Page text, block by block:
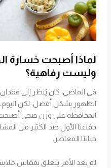
لماذا أصبحت خسارة
وليست رفاهية؟
في الماضي، كان يُنظر إلى
الظهور بشكل أفضل. لكن اليوم،
المحافظة على وزن صحي
دفاعنا الأول ضد الكثير من
حياتنا المعاصر.
لم يعد الأمر يتعلق بمقاس